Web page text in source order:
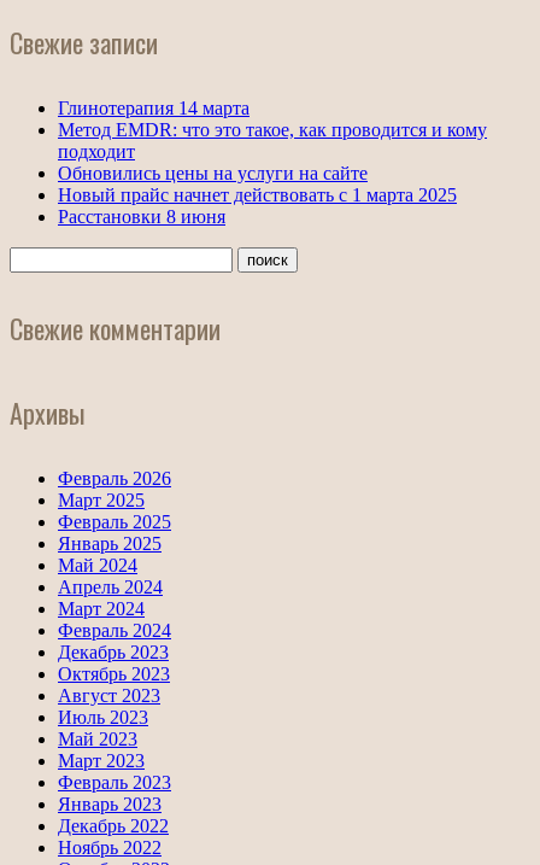
Свежие записи
Глинотерапия 14 марта
Метод EMDR: что это такое, как проводится и кому
подходит
Обновились цены на услуги на сайте
Новый прайс начнет действовать с 1 марта 2025
Расстановки 8 июня
Свежие комментарии
Архивы
Февраль 2026
Март 2025
Февраль 2025
Январь 2025
Май 2024
Апрель 2024
Март 2024
Февраль 2024
Декабрь 2023
Октябрь 2023
Август 2023
Июль 2023
Май 2023
Март 2023
Февраль 2023
Январь 2023
Декабрь 2022
Ноябрь 2022